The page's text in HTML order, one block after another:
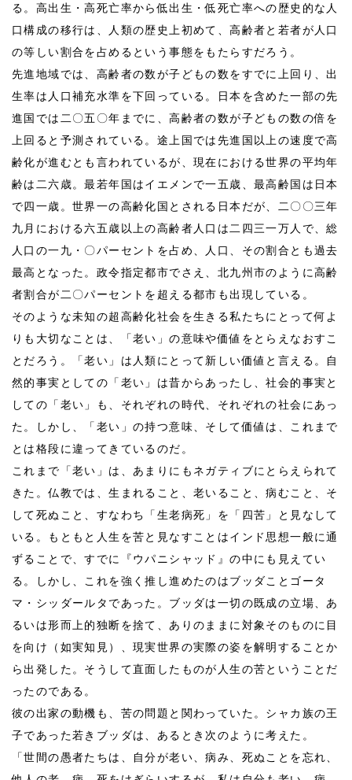
る。高出生・高死亡率から低出生・低死亡率への歴史的な人
口構成の移行は、人類の歴史上初めて、高齢者と若者が人口
の等しい割合を占めるという事態をもたらすだろう。
先進地域では、高齢者の数が子どもの数をすでに上回り、出
生率は人口補充水準を下回っている。日本を含めた一部の先
進国では二〇五〇年までに、高齢者の数が子どもの数の倍を
上回ると予測されている。途上国では先進国以上の速度で高
齢化が進むとも言われているが、現在における世界の平均年
齢は二六歳。最若年国はイエメンで一五歳、最高齢国は日本
で四一歳。世界一の高齢化国とされる日本だが、二〇〇三年
九月における六五歳以上の高齢者人口は二四三一万人で、総
人口の一九・〇パーセントを占め、人口、その割合とも過去
最高となった。政令指定都市でさえ、北九州市のように高齢
者割合が二〇パーセントを超える都市も出現している。
そのような未知の超高齢化社会を生きる私たちにとって何よ
りも大切なことは、「老い」の意味や価値をとらえなおすこ
とだろう。「老い」は人類にとって新しい価値と言える。自
然的事実としての「老い」は昔からあったし、社会的事実と
しての「老い」も、それぞれの時代、それぞれの社会にあっ
た。しかし、「老い」の持つ意味、そして価値は、これまで
とは格段に違ってきているのだ。
これまで「老い」は、あまりにもネガティブにとらえられて
きた。仏教では、生まれること、老いること、病むこと、そ
して死ぬこと、すなわち「生老病死」を「四苦」と見なして
いる。もともと人生を苦と見なすことはインド思想一般に通
ずることで、すでに『ウパニシャッド』の中にも見えてい
る。しかし、これを強く推し進めたのはブッダことゴータ
マ・シッダールタであった。ブッダは一切の既成の立場、あ
るいは形而上的独断を捨て、ありのままに対象そのものに目
を向け（如実知見）、現実世界の実際の姿を解明することか
ら出発した。そうして直面したものが人生の苦ということだ
ったのである。
彼の出家の動機も、苦の問題と関わっていた。シャカ族の王
子であった若きブッダは、あるとき次のように考えた。
「世間の愚者たちは、自分が老い、病み、死ぬことを忘れ、